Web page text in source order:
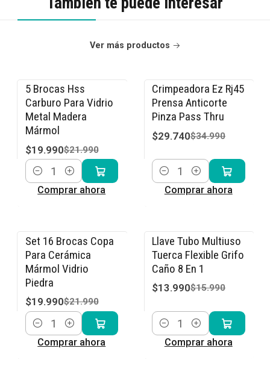
Ver más productos
-9% OFF
5 Brocas Hss
Carburo Para Vidrio
Metal Madera
Mármol
$19.990$21.990
Cantidad
Comprar ahora
-15% OFF
Crimpeadora Ez Rj45
Prensa Anticorte
Pinza Pass Thru
$29.740$34.990
Cantidad
Comprar ahora
-9% OFF
Set 16 Brocas Copa
Para Cerámica
Mármol Vidrio
Piedra
$19.990$21.990
Cantidad
Comprar ahora
-13% OFF
Llave Tubo Multiuso
Tuerca Flexible Grifo
Caño 8 En 1
$13.990$15.990
Cantidad
Comprar ahora